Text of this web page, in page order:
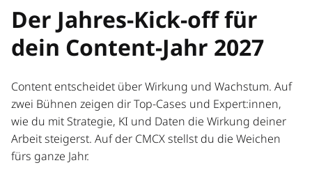
Der Jahres-Kick-off für
dein Content-Jahr 2027
Content entscheidet über Wirkung und Wachstum. Auf
zwei Bühnen zeigen dir Top-Cases und Expert:innen,
wie du mit Strategie, KI und Daten die Wirkung deiner
Arbeit steigerst. Auf der CMCX stellst du die Weichen
fürs ganze Jahr.